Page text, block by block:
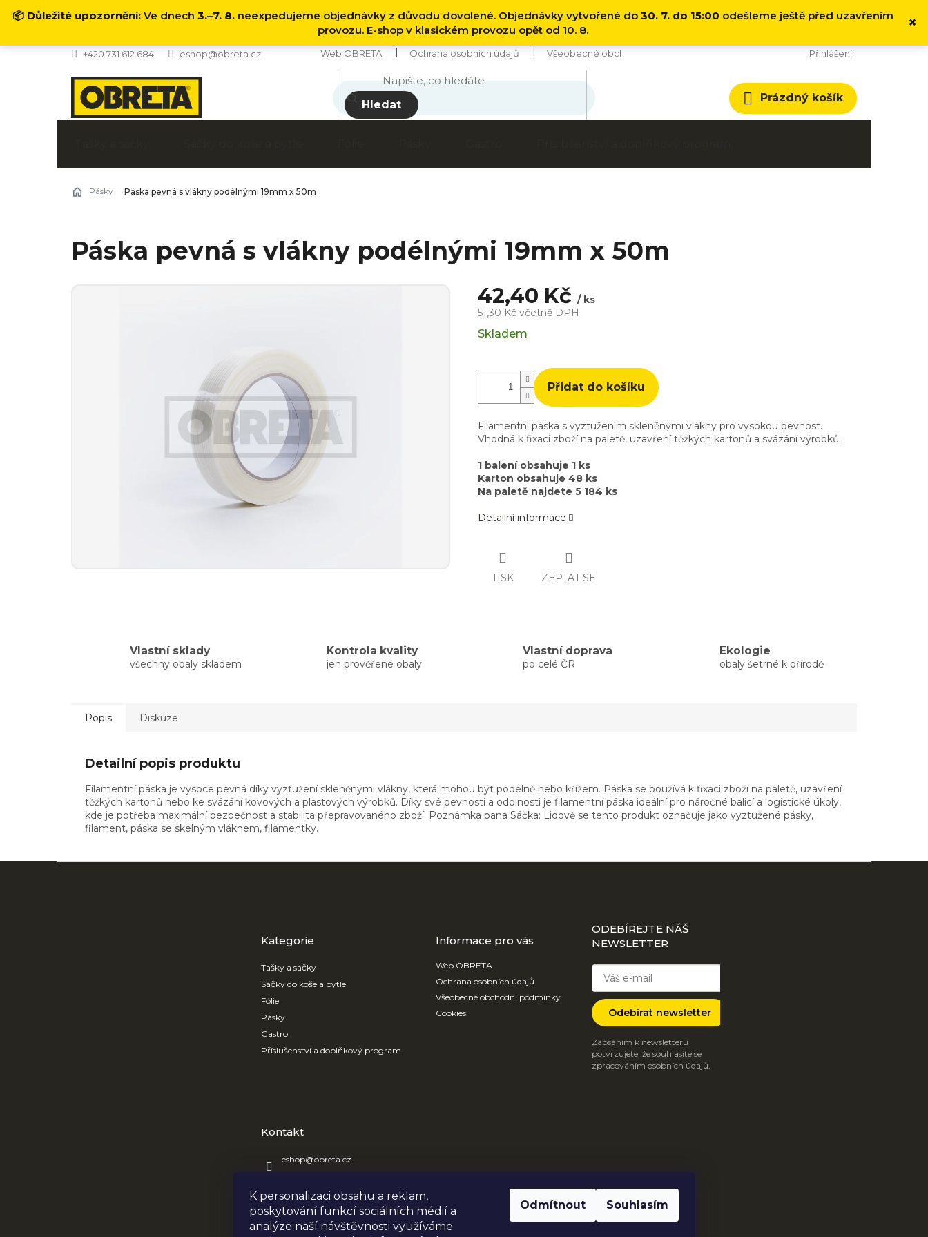
📦 Důležité upozornění: Ve dnech 3.–7. 8. neexpedujeme objednávky z důvodu dovolené. Objednávky vytvořené do 30. 7. do 15:00 odešleme ještě před uzavřením
provozu. E-shop v klasickém provozu opět od 10. 8.
×
K personalizaci obsahu a reklam,
poskytování funkcí sociálních médií a
analýze naší návštěvnosti využíváme
Odmítnout Souhlasím
Přejít
+420 731 612 684 eshop@obreta.cz Web OBRETA Ochrana osobních údajů Všeobecné obchodní podmínky Přihlášení
Hledat
Nákupní
košík
Prázdný košík
Pásky Páska pevná s vlákny podélnými 19mm x 50m
Páska pevná s vlákny podélnými 19mm x 50m
42,40 Kč / ks
51,30 Kč včetně DPH
Měrná
Skladem
Přidat do košíku
Filamentní páska s vyztužením skleněnými vlákny pro vysokou pevnost.
Vhodná k fixaci zboží na paletě, uzavření těžkých kartonů a svázání výrobků.
1 balení obsahuje 1 ks
Karton obsahuje 48 ks
Na paletě najdete 5 184 ks
Detailní informace
TISK ZEPTAT SE
Vlastní sklady
všechny obaly skladem
Kontrola kvality
jen prověřené obaly
Vlastní doprava
po celé ČR
Ekologie
obaly šetrné k přírodě
Popis Diskuze
Detailní popis produktu
Filamentní páska je vysoce pevná díky vyztužení skleněnými vlákny, která mohou být podélně nebo křížem. Páska se používá k fixaci zboží na paletě, uzavření
těžkých kartonů nebo ke svázání kovových a plastových výrobků. Díky své pevnosti a odolnosti je filamentní páska ideální pro náročné balicí a logistické úkoly,
kde je potřeba maximální bezpečnost a stabilita přepravovaného zboží. Poznámka pana Sáčka: Lidově se tento produkt označuje jako vyztužené pásky,
filament, páska se skelným vláknem, filamentky.
kategorie
Kategorie
Tašky a sáčky
Sáčky do koše a pytle
Fólie
Pásky
Gastro
Příslušenství a doplňkový program
Informace pro vás
Web OBRETA
Ochrana osobních údajů
Všeobecné obchodní podmínky
Cookies
ODEBÍREJTE NÁŠ
NEWSLETTER
Odebírat newsletter
Zapsáním k newsletteru
potvrzujete, že souhlasíte se
zpracováním osobních údajů.
Kontakt
eshop@obreta.cz
OBRETA
obreta_obaly